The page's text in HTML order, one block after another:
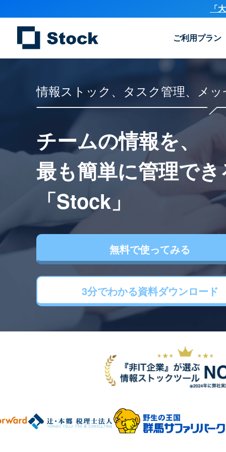
「
ご利用プラン
情報ストック、タスク管理、メ
チームの情報を、
最も簡単に管理で
「Stock」
無料で使ってみる
3分でわかる資料ダウンロード